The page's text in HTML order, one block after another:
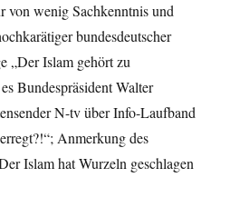
von wenig Sachkenntnis und
bundesdeutscher
„Der Islam gehört zu
Bundespräsident Walter
N-tv über Info-Laufband
Anmerkung des
Islam hat Wurzeln geschlagen